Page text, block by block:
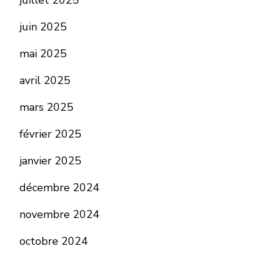
juin 2025
mai 2025
avril 2025
mars 2025
février 2025
janvier 2025
décembre 2024
novembre 2024
octobre 2024